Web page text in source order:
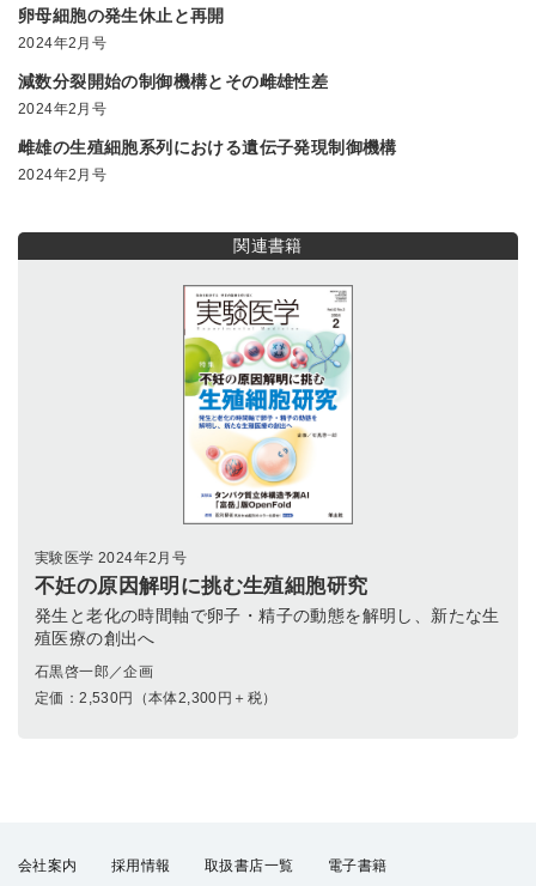
卵母細胞の発生休止と再開
2024年2月号
減数分裂開始の制御機構とその雌雄性差
2024年2月号
雌雄の生殖細胞系列における遺伝子発現制御機構
2024年2月号
関連書籍
実験医学 2024年2月号
不妊の原因解明に挑む生殖細胞研究
発生と老化の時間軸で卵子・精子の動態を解明し、新たな生
殖医療の創出へ
石黒啓一郎／企画
定価：2,530円（本体2,300円＋税）
会社案内 採用情報 取扱書店一覧 電子書籍